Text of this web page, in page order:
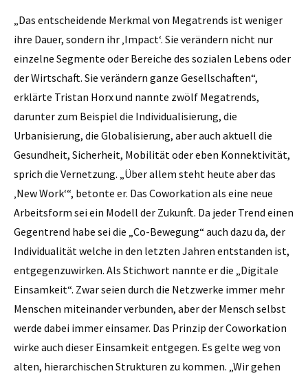
„Das entscheidende Merkmal von Megatrends ist weniger
ihre Dauer, sondern ihr ‚Impact‘. Sie verändern nicht nur
einzelne Segmente oder Bereiche des sozialen Lebens oder
der Wirtschaft. Sie verändern ganze Gesellschaften“,
erklärte Tristan Horx und nannte zwölf Megatrends,
darunter zum Beispiel die Individualisierung, die
Urbanisierung, die Globalisierung, aber auch aktuell die
Gesundheit, Sicherheit, Mobilität oder eben Konnektivität,
sprich die Vernetzung. „Über allem steht heute aber das
‚New Work‘“, betonte er. Das Coworkation als eine neue
Arbeitsform sei ein Modell der Zukunft. Da jeder Trend einen
Gegentrend habe sei die „Co-Bewegung“ auch dazu da, der
Individualität welche in den letzten Jahren entstanden ist,
entgegenzuwirken. Als Stichwort nannte er die „Digitale
Einsamkeit“. Zwar seien durch die Netzwerke immer mehr
Menschen miteinander verbunden, aber der Mensch selbst
werde dabei immer einsamer. Das Prinzip der Coworkation
wirke auch dieser Einsamkeit entgegen. Es gelte weg von
alten, hierarchischen Strukturen zu kommen. „Wir gehen